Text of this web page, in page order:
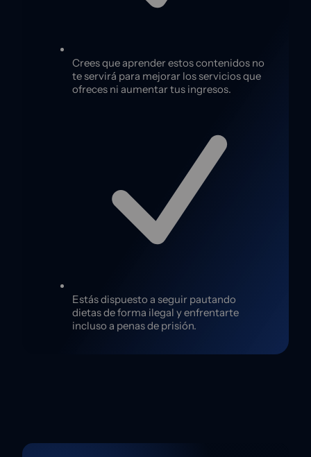
Crees que aprender estos contenidos no
te servirá para mejorar los servicios que
ofreces ni aumentar tus ingresos.
Estás dispuesto a seguir pautando
dietas de forma ilegal y enfrentarte
incluso a penas de prisión.